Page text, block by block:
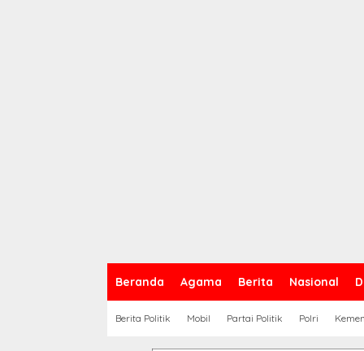
Beranda Agama Berita Nasional
Berita Politik Mobil Partai Politik Polri